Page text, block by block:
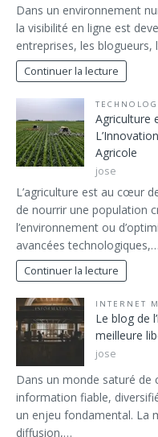
Dans un environnement
la visibilité en ligne est
entreprises, les
Continuer la lecture
Agriculture
Agricole
jose
L’agriculture est au cœur
de nourrir une population
l’environnement ou
avancées technologiques,…
Continuer la lecture
INTERNET
Le blog de
meilleure
jose
Dans un monde saturé de
information fiable,
un enjeu fondamental. La
diffusion,…